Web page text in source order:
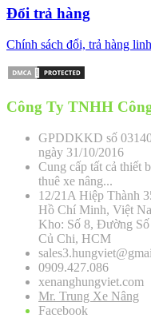
Đổi trả hàng
Chính sách đổi, trả hàng
Công Ty TNHH
GPDDKKD số
ngày 31/10/2016
Cung cấp tất cả thiết
thuê xe nâng...
12/21A Hiệp Thành
Hồ Chí Minh, Việt
Kho: Số 8, Đường
Củ Chi, HCM
0909.427.086
xenanghungviet.com
Mr. Trung Xe Nâng
Facebook